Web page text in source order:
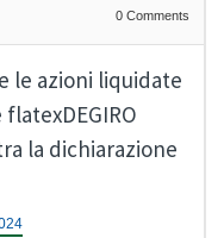
0 Comments
le azioni liquidate
la dichiarazione